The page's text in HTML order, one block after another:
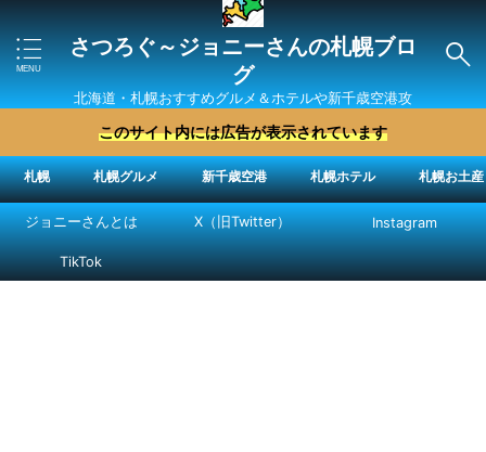
さつろぐ～ジョニーさんの札幌ブロ
グ
北海道・札幌おすすめグルメ＆ホテルや新千歳空港攻
略法を紹介 ″ジョニーさん“で検索
このサイト内には広告が表示されています
札幌 札幌グルメ 新千歳空港 札幌ホテル 札幌お土産
ジョニーさんとは X（旧Twitter） Instagram
TikTok